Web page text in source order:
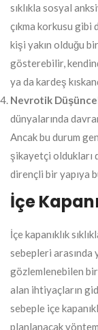
sıklıkla sosyal
çıkma korkusu gibi
kişi yakın olduğu
gösterebilir,
ya da kardeş
Nevrotik
dünyalarında
Ancak bu durum
şikayetçi oldukları
dirençli bir yapıya
İçe
İçe kapanıklık
sebepleri arasında
gözlemlenebilen
alan ihtiyaçların
sebeple içe
planlanacak